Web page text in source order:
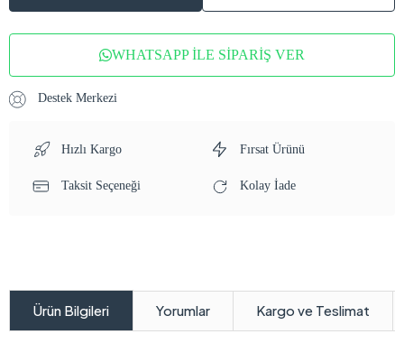
WHATSAPP İLE SİPARİŞ VER
Destek Merkezi
Hızlı Kargo Fırsat Ürünü
Taksit Seçeneği Kolay İade
Ürün Bilgileri Yorumlar Kargo ve Teslimat